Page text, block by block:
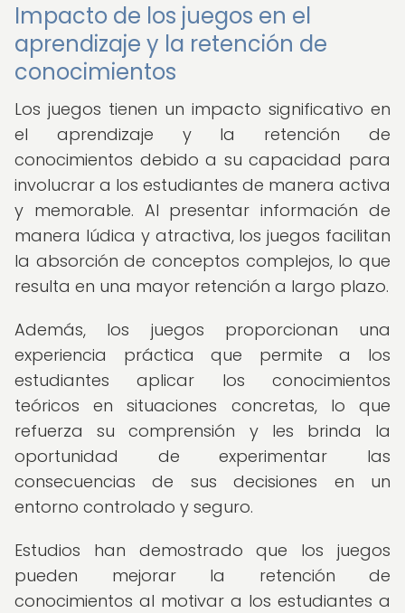
Impacto de los juegos en el
aprendizaje y la retención de
conocimientos
Los juegos tienen un impacto significativo en
el aprendizaje y la retención de
conocimientos debido a su capacidad para
involucrar a los estudiantes de manera activa
y memorable. Al presentar información de
manera lúdica y atractiva, los juegos facilitan
la absorción de conceptos complejos, lo que
resulta en una mayor retención a largo plazo.
Además, los juegos proporcionan una
experiencia práctica que permite a los
estudiantes aplicar los conocimientos
teóricos en situaciones concretas, lo que
refuerza su comprensión y les brinda la
oportunidad de experimentar las
consecuencias de sus decisiones en un
entorno controlado y seguro.
Estudios han demostrado que los juegos
pueden mejorar la retención de
conocimientos al motivar a los estudiantes a